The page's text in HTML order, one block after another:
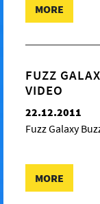
MORE
FUZZ
VIDEO
22.12.2011
Fuzz Galaxy
MORE